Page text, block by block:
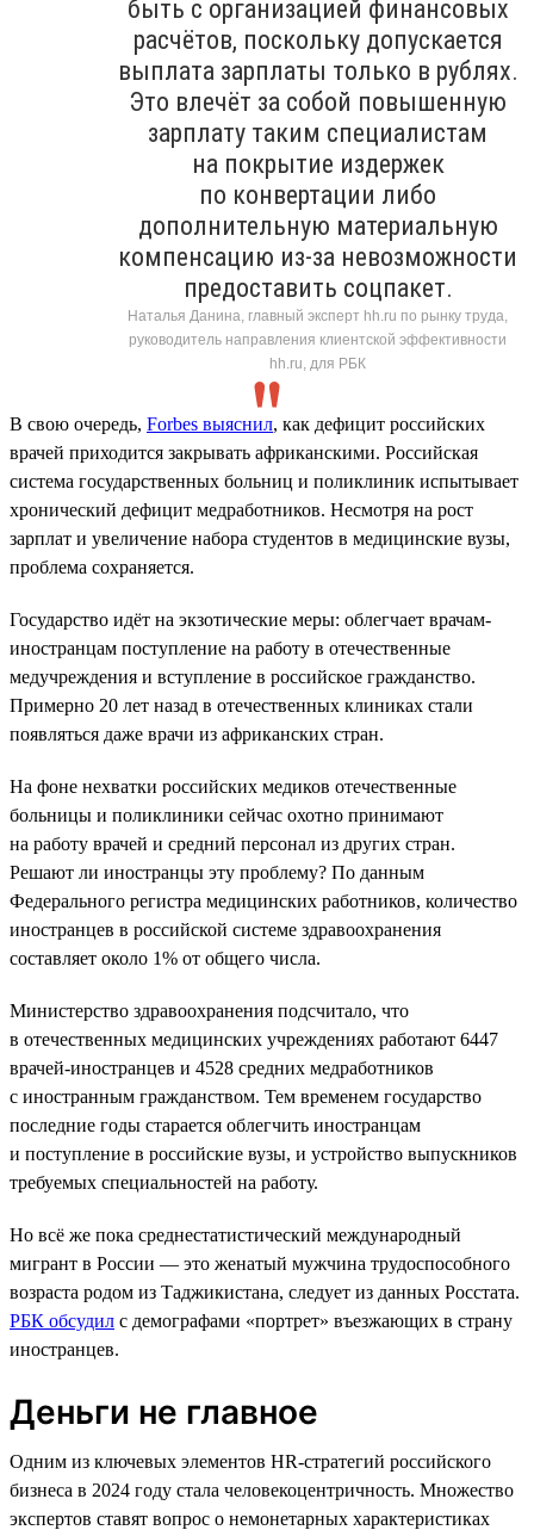
быть с организацией финансовых
расчётов, поскольку допускается
выплата зарплаты только в рублях.
Это влечёт за собой повышенную
зарплату таким специалистам
на покрытие издержек
по конвертации либо
дополнительную материальную
компенсацию из-за невозможности
предоставить соцпакет.
Наталья Данина, главный эксперт hh.ru по рынку труда,
руководитель направления клиентской эффективности
hh.ru, для РБК
В свою очередь, Forbes выяснил, как дефицит российских
врачей приходится закрывать африканскими. Российская
система государственных больниц и поликлиник испытывает
хронический дефицит медработников. Несмотря на рост
зарплат и увеличение набора студентов в медицинские вузы,
проблема сохраняется.
Государство идёт на экзотические меры: облегчает врачам-
иностранцам поступление на работу в отечественные
медучреждения и вступление в российское гражданство.
Примерно 20 лет назад в отечественных клиниках стали
появляться даже врачи из африканских стран.
На фоне нехватки российских медиков отечественные
больницы и поликлиники сейчас охотно принимают
на работу врачей и средний персонал из других стран.
Решают ли иностранцы эту проблему? По данным
Федерального регистра медицинских работников, количество
иностранцев в российской системе здравоохранения
составляет около 1% от общего числа.
Министерство здравоохранения подсчитало, что
в отечественных медицинских учреждениях работают 6447
врачей-иностранцев и 4528 средних медработников
с иностранным гражданством. Тем временем государство
последние годы старается облегчить иностранцам
и поступление в российские вузы, и устройство выпускников
требуемых специальностей на работу.
Но всё же пока среднестатистический международный
мигрант в России — это женатый мужчина трудоспособного
возраста родом из Таджикистана, следует из данных Росстата.
РБК обсудил с демографами «портрет» въезжающих в страну
иностранцев.
Деньги не главное
Одним из ключевых элементов HR-стратегий российского
бизнеса в 2024 году стала человекоцентричность. Множество
экспертов ставят вопрос о немонетарных характеристиках